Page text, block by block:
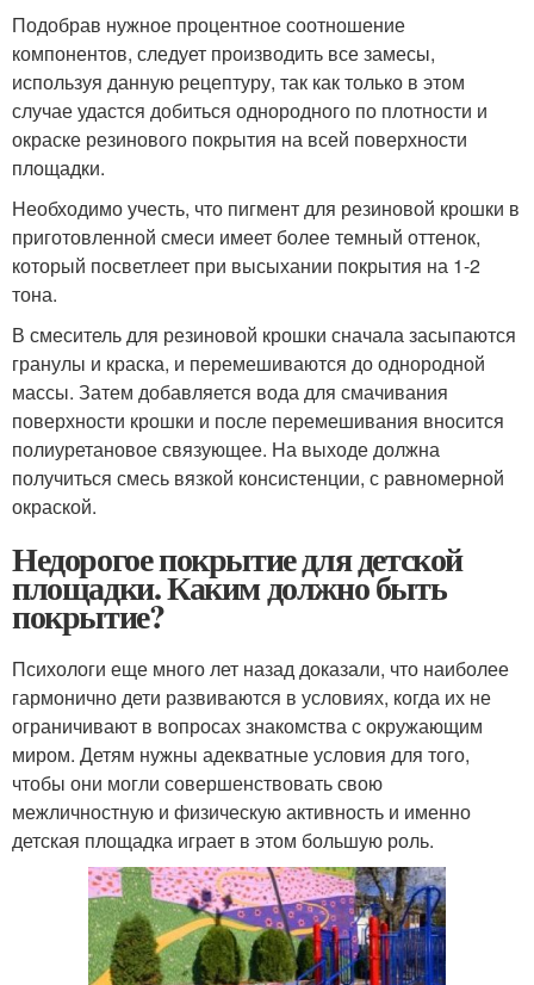
Подобрав нужное процентное соотношение
компонентов, следует производить все замесы,
используя данную рецептуру, так как только в этом
случае удастся добиться однородного по плотности и
окраске резинового покрытия на всей поверхности
площадки.
Необходимо учесть, что пигмент для резиновой крошки в
приготовленной смеси имеет более темный оттенок,
который посветлеет при высыхании покрытия на 1-2
тона.
В смеситель для резиновой крошки сначала засыпаются
гранулы и краска, и перемешиваются до однородной
массы. Затем добавляется вода для смачивания
поверхности крошки и после перемешивания вносится
полиуретановое связующее. На выходе должна
получиться смесь вязкой консистенции, с равномерной
окраской.
Недорогое покрытие для детской
площадки. Каким должно быть
покрытие?
Психологи еще много лет назад доказали, что наиболее
гармонично дети развиваются в условиях, когда их не
ограничивают в вопросах знакомства с окружающим
миром. Детям нужны адекватные условия для того,
чтобы они могли совершенствовать свою
межличностную и физическую активность и именно
детская площадка играет в этом большую роль.